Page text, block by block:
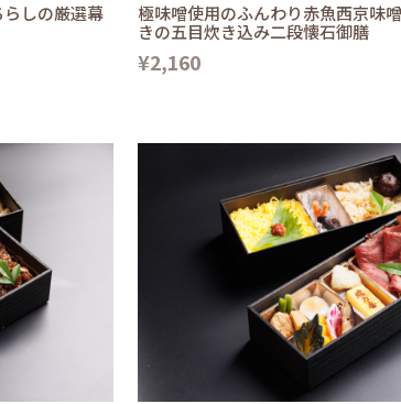
しの厳選幕
極味噌使用のふんわり赤魚西京味
きの五目炊き込み二段懐石御膳
¥2,160